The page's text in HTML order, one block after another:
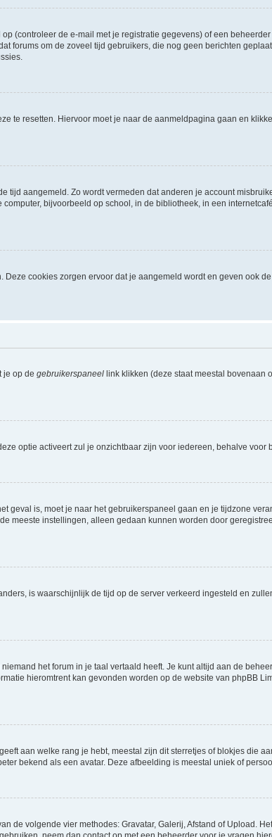
(controleer de e-mail met je registratie gegevens) of een
forums om de zoveel tijd gebruikers, die nog geen berichten
te resetten. Hiervoor moet je naar de aanmeldpagina gaan en
tijd aangemeld. Zo wordt vermeden dat anderen je account
bijvoorbeeld op school, in de bibliotheek, in een
cookies zorgen ervoor dat je aangemeld wordt en geven ook
je op de gebruikerspaneel link klikken (deze staat meestal bovenaan
optie activeert zul je onzichtbaar zijn voor iedereen, behalve voor
geval is, moet je naar het gebruikerspaneel gaan en je tijdzone
meeste instellingen, alleen gedaan kunnen worden door
is waarschijnlijk de tijd op de server verkeerd ingesteld en
het forum in je taal vertaald heeft. Je kunt altijd aan de
hieromtrent kan gevonden worden op de website van phpBB
aan welke rang je hebt, meestal zijn dit sterretjes of blokjes die
bekend als een avatar. Deze afbeelding is meestal uniek of
de volgende vier methodes: Gravatar, Galerij, Afstand of Upload.